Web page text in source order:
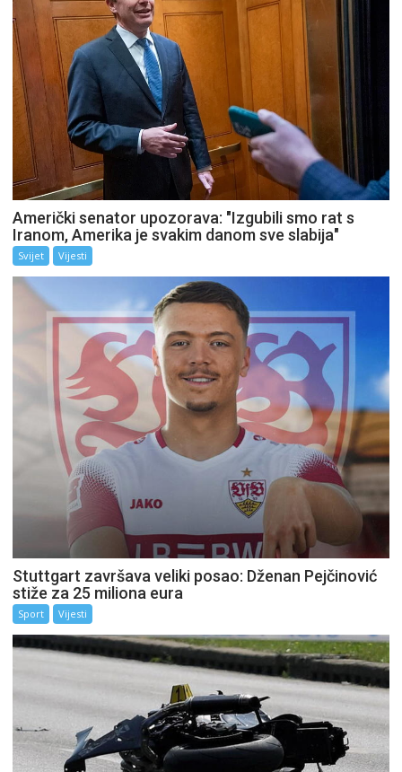
Američki senator upozorava: "Izgubili smo rat s
Iranom, Amerika je svakim danom sve slabija"
Svijet Vijesti
Stuttgart završava veliki posao: Dženan Pejčinović
stiže za 25 miliona eura
Sport Vijesti